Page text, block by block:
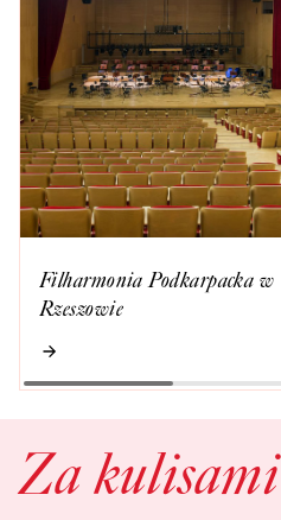
Filharmonia Podkarpacka w
Rzeszowie
Za kulisami